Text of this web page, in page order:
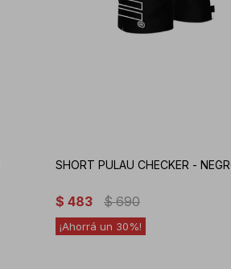
SHORT PULAU CHECKER -
$ 483 $ 690
30